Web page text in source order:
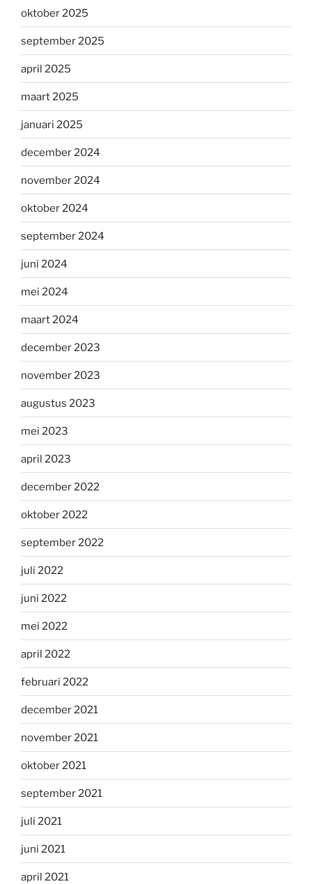
oktober 2025
september 2025
april 2025
maart 2025
januari 2025
december 2024
november 2024
oktober 2024
september 2024
juni 2024
mei 2024
maart 2024
december 2023
november 2023
augustus 2023
mei 2023
april 2023
december 2022
oktober 2022
september 2022
juli 2022
juni 2022
mei 2022
april 2022
februari 2022
december 2021
november 2021
oktober 2021
september 2021
juli 2021
juni 2021
april 2021